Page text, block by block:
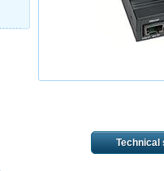
Technical